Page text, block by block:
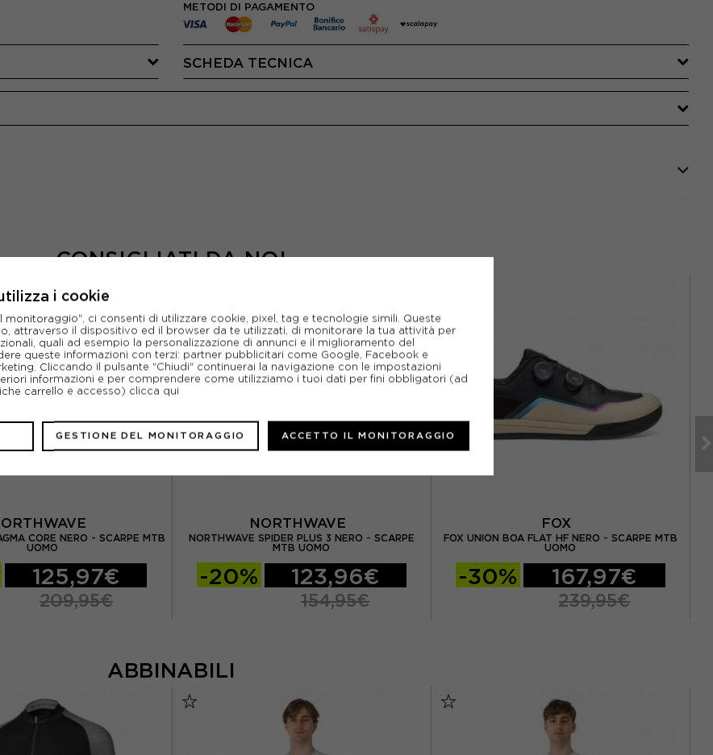
METODI DI PAGAMENTO
SCHEDA TECNICA
CONSIGLIATI DA NOI
CORE NERO - SCARPE MTB
UOMO
125,97€
209,95€
NORTHWAVE
NORTHWAVE SPIDER PLUS 3 NERO - SCARPE
MTB UOMO
-20% 123,96€
154,95€
FOX
FOX UNION BOA FLAT HF NERO - SCARPE MTB
UOMO
-30% 167,97€
239,95€
ABBINABILI
i cookie
monitoraggio", ci consenti di utilizzare cookie, pixel, tag e tecnologie simili. Queste
attraverso il dispositivo ed il browser da te utilizzati, di monitorare la tua attività per
quali ad esempio la personalizzazione di annunci e il miglioramento del
queste informazioni con terzi: partner pubblicitari come Google, Facebook e
Cliccando il pulsante "Chiudi" continuerai la navigazione con le impostazioni
informazioni e per comprendere come utilizziamo i tuoi dati per fini obbligatori (ad
carrello e accesso) clicca qui
GESTIONE DEL MONITORAGGIO ACCETTO IL MONITORAGGIO